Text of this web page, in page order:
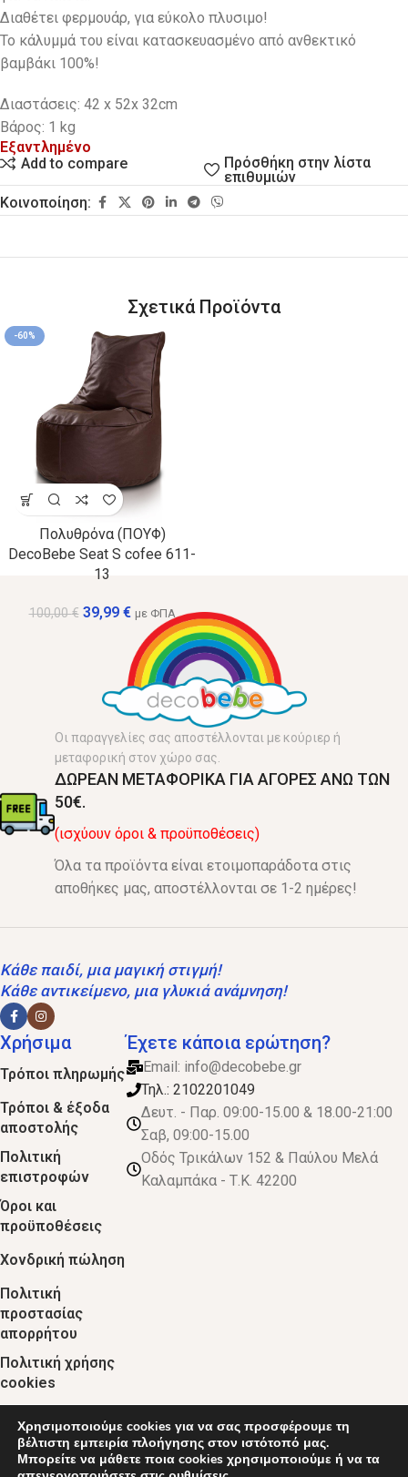
Διαθέτει φερμουάρ, για εύκολο πλυσιμο!
Το κάλυμμά του είναι κατασκευασμένο από ανθεκτικό
βαμβάκι 100%!
Διαστάσεις: 42 x 52x 32cm
Βάρος: 1 kg
Εξαντλημένο
Add to compare
Πρόσθήκη στην λίστα
επιθυμιών
Κοινοποίηση:
Σχετικά Προϊόντα
-60%
Πολυθρόνα (ΠΟΥΦ)
DecoBebe Seat S cofee 611-
13
100,00€ 39,99 € με ΦΠΑ
Οι παραγγελίες σας αποστέλλονται με κούριερ ή
μεταφορική στον χώρο σας.
ΔΩΡΕΑΝ ΜΕΤΑΦΟΡΙΚΑ ΓΙΑ ΑΓΟΡΕΣ ΑΝΩ ΤΩΝ
50€.
(ισχύουν όροι & προϋποθέσεις)
Όλα τα προϊόντα είναι ετοιμοπαράδοτα στις
αποθήκες μας, αποστέλλονται σε 1-2 ημέρες!
Κάθε παιδί, μια μαγική στιγμή!
Κάθε αντικείμενο, μια γλυκιά ανάμνηση!
Χρήσιμα
Τρόποι πληρωμής
Τρόποι & έξοδα
αποστολής
Πολιτική
επιστροφών
Όροι και
προϋποθέσεις
Χονδρική πώληση
Πολιτική
προστασίας
απορρήτου
Πολιτική χρήσης
cookies
Έχετε κάποια ερώτηση?
Email: info@decobebe.gr
Τηλ.: 2102201049
Δευτ. - Παρ. 09:00-15.00 & 18.00-21:00
Σαβ, 09:00-15.00
Οδός Τρικάλων 152 & Παύλου Μελά
Καλαμπάκα - Τ.Κ. 42200
© 2024 :: decobebe.gr
Χρησιμοποιούμε cookies για να σας προσφέρουμε τη
βέλτιστη εμπειρία πλοήγησης στον ιστότοπό μας.
Μπορείτε να μάθετε ποια cookies χρησιμοποιούμε ή να τα